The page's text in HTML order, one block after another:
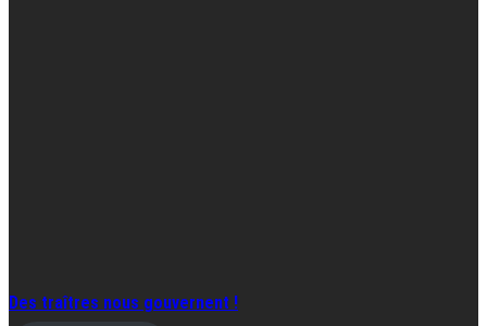
Des traîtres nous gouvernent !